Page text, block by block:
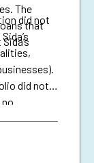
The
that
did not
did not